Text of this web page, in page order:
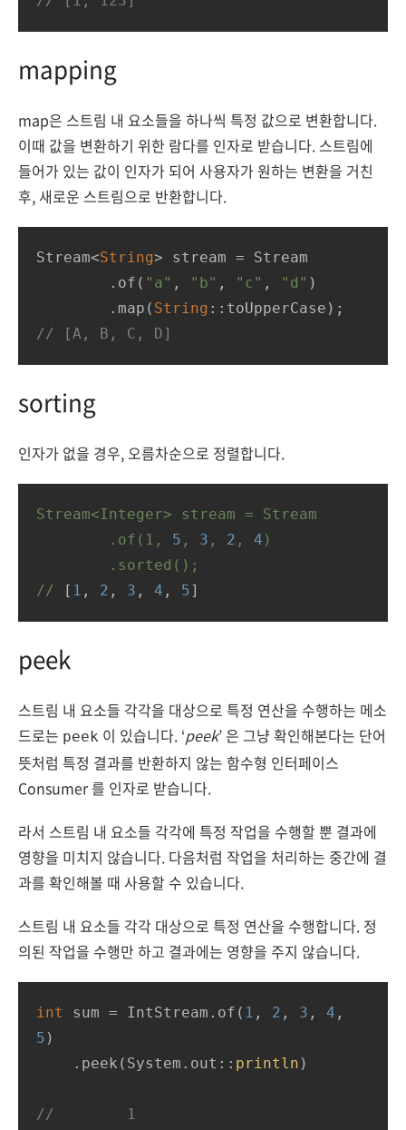
mapping
map은 스트림 내 요소들을 하나씩 특정 값으로 변환합니다.
이때 값을 변환하기 위한 람다를 인자로 받습니다. 스트림에
들어가 있는 값이 인자가 되어 사용자가 원하는 변환을 거친
후, 새로운 스트림으로 반환합니다.
Stream<String> stream = Stream
        .of(
"a" , "b" , "c" , "d" )
        .map(
String
// [A, B, C, D]
sorting
인자가 없을 경우, 오름차순으로 정렬합니다.
Stream<Integer> stream =
Stream
.of(1,
5 , 3 , 2 , 4 )
.sorted();
//
[ 1 , 2 , 3 , 4 , 5]
peek
스트림 내 요소들 각각을 대상으로 특정 연산을 수행하는 메소
드로는 peek 이 있습니다. ‘peek’ 은 그냥 확인해본다는 단어
뜻처럼 특정 결과를 반환하지 않는 함수형 인터페이스
Consumer 를 인자로 받습니다.
라서 스트림 내 요소들 각각에 특정 작업을 수행할 뿐 결과에
영향을 미치지 않습니다. 다음처럼 작업을 처리하는 중간에 결
과를 확인해볼 때 사용할 수 있습니다.
스트림 내 요소들 각각 대상으로 특정 연산을 수행합니다. 정
의된 작업을 수행만 하고 결과에는 영향을 주지 않습니다.
int sum = IntStream.of( 1 , 2 , 3 , 4
5 )
    .peek(System.out::
println )
//        1